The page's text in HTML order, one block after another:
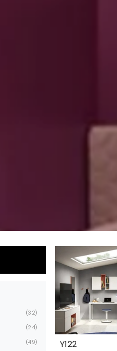
32
24
49 Y122